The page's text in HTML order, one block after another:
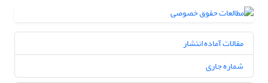
مقالات آماده انتشار
شماره جاری